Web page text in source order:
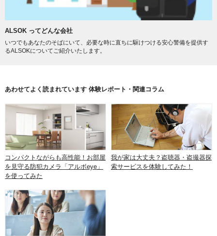
ALSOK ってどんな会社
いつでもあなたのそばにいて、必要な時に直ちに駆けつける安心警備を提供す
るALSOKについてご紹介いたします。
あわせてよく読まれています 体験レポート・関連コラム
コンパクトながらも高性能！お部屋
を見守る防犯カメラ「アルボeye」
を使ってみた
我が家は大丈夫？盗聴器・盗撮器探
索サービスを体験してみた！